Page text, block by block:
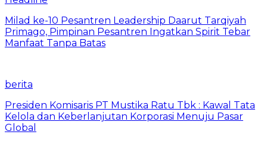
Milad ke-10 Pesantren Leadership Daarut Tarqiyah
Primago, Pimpinan Pesantren Ingatkan Spirit Tebar
Manfaat Tanpa Batas
berita
Presiden Komisaris PT Mustika Ratu Tbk : Kawal Tata
Kelola dan Keberlanjutan Korporasi Menuju Pasar
Global